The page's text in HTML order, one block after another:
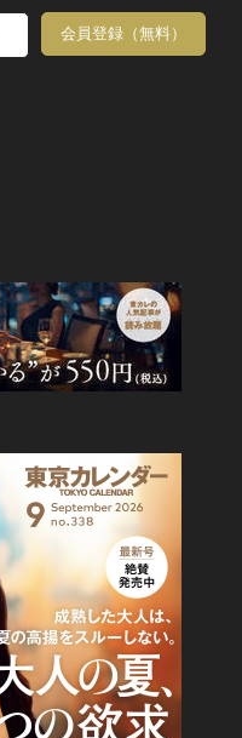
会員登録（無料）